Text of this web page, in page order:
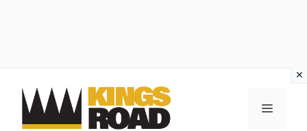
contenuto
MENU